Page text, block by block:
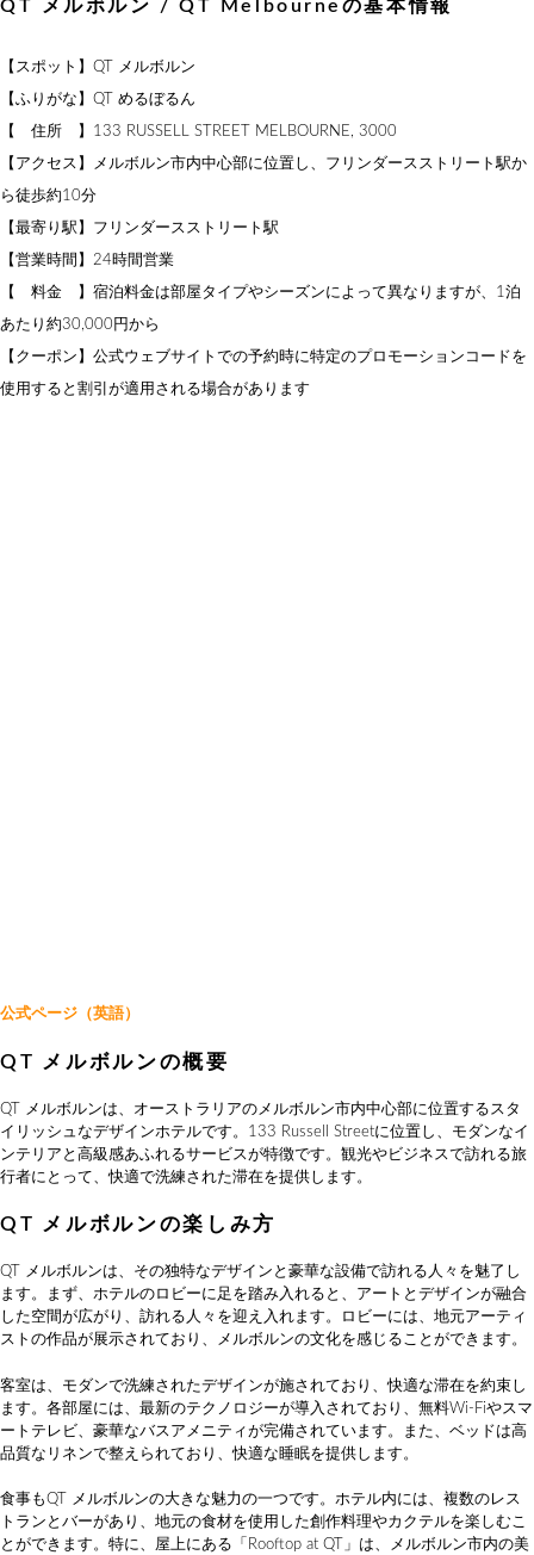
QT メルボルン / QT Melbourneの基本情報
【スポット】QT メルボルン
【ふりがな】QT めるぼるん
【 住所 】133 RUSSELL STREET MELBOURNE, 3000
【アクセス】メルボルン市内中心部に位置し、フリンダースストリート駅か
ら徒歩約10分
【最寄り駅】フリンダースストリート駅
【営業時間】24時間営業
【 料金 】宿泊料金は部屋タイプやシーズンによって異なりますが、1泊
あたり約30,000円から
【クーポン】公式ウェブサイトでの予約時に特定のプロモーションコードを
使用すると割引が適用される場合があります
公式ページ（英語）
QT メルボルンの概要
QT メルボルンは、オーストラリアのメルボルン市内中心部に位置するスタ
イリッシュなデザインホテルです。133 Russell Streetに位置し、モダンなイ
ンテリアと高級感あふれるサービスが特徴です。観光やビジネスで訪れる旅
行者にとって、快適で洗練された滞在を提供します。
QT メルボルンの楽しみ方
QT メルボルンは、その独特なデザインと豪華な設備で訪れる人々を魅了し
ます。まず、ホテルのロビーに足を踏み入れると、アートとデザインが融合
した空間が広がり、訪れる人々を迎え入れます。ロビーには、地元アーティ
ストの作品が展示されており、メルボルンの文化を感じることができます。
客室は、モダンで洗練されたデザインが施されており、快適な滞在を約束し
ます。各部屋には、最新のテクノロジーが導入されており、無料Wi-Fiやスマ
ートテレビ、豪華なバスアメニティが完備されています。また、ベッドは高
品質なリネンで整えられており、快適な睡眠を提供します。
食事もQT メルボルンの大きな魅力の一つです。ホテル内には、複数のレス
トランとバーがあり、地元の食材を使用した創作料理やカクテルを楽しむこ
とができます。特に、屋上にある「Rooftop at QT」は、メルボルン市内の美